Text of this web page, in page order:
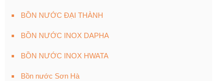
BỒN NƯỚC ĐẠI THÀNH
BỒN NƯỚC INOX DAPHA
BỒN NƯỚC INOX HWATA
Bồn nước Sơn Hà